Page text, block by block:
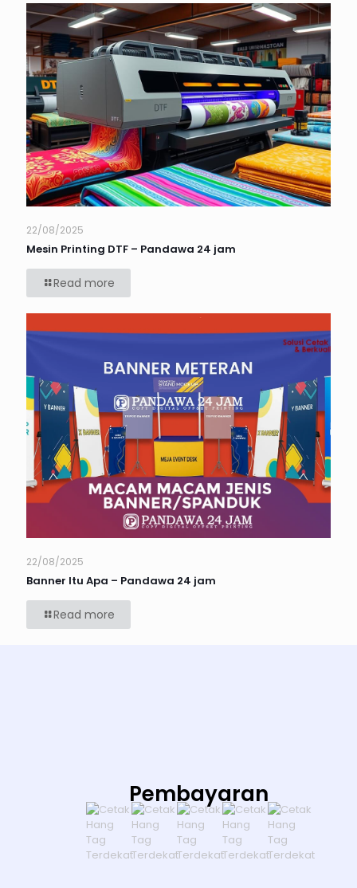
22/08/2025
Mesin Printing DTF – Pandawa 24 jam
Read more
22/08/2025
Banner Itu Apa – Pandawa 24 jam
Read more
Pembayaran